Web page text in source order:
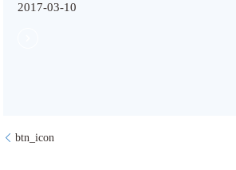
2017-03-10
btn_icon